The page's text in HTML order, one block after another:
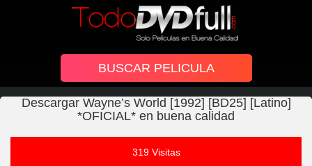
Descargar Wayne’s World [1992] [BD25] [Latino]
*OFICIAL* en buena calidad
319 Visitas